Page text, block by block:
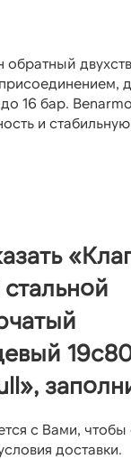
обратный
16 бар.
и
с Вами, чтобы
доставки.